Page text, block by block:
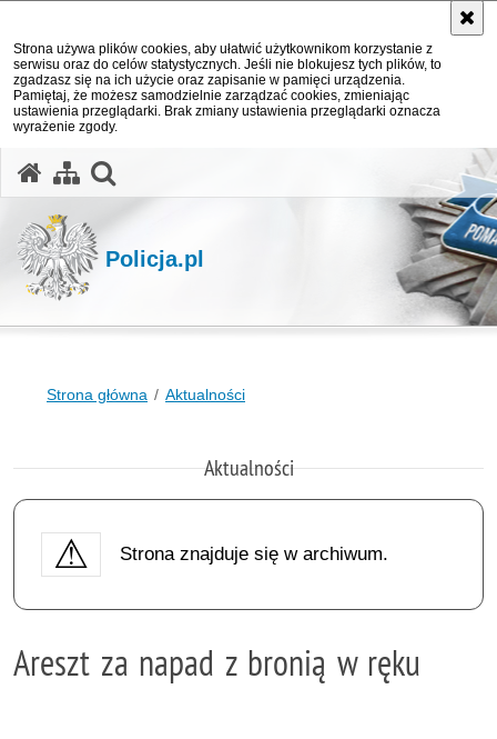
Strona używa plików cookies, aby ułatwić użytkownikom korzystanie z
serwisu oraz do celów statystycznych. Jeśli nie blokujesz tych plików, to
zgadzasz się na ich użycie oraz zapisanie w pamięci urządzenia.
Pamiętaj, że możesz samodzielnie zarządzać cookies, zmieniając
ustawienia przeglądarki. Brak zmiany ustawienia przeglądarki oznacza
wyrażenie zgody.
Policja.pl
Strona główna Aktualności
Aktualności
Strona znajduje się w archiwum.
Areszt za napad z bronią w ręku